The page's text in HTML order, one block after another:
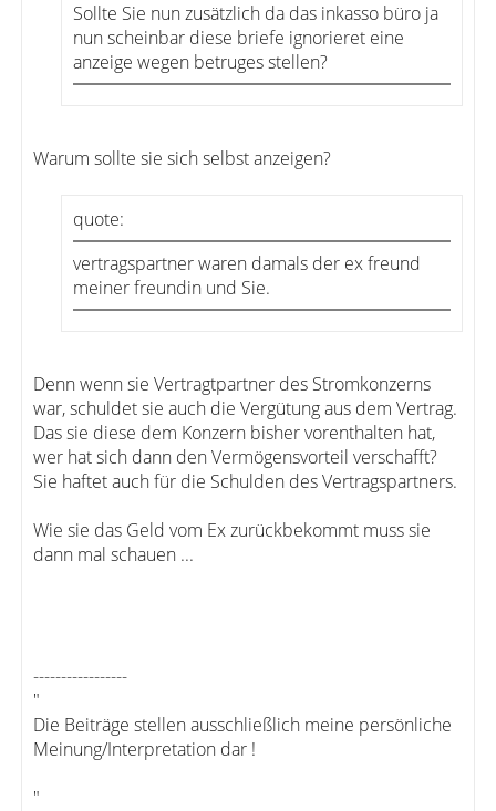
Sollte Sie nun zusätzlich da das inkasso büro ja
nun scheinbar diese briefe ignorieret eine
anzeige wegen betruges stellen?
Warum sollte sie sich selbst anzeigen?
quote:
vertragspartner waren damals der ex freund
meiner freundin und Sie.
Denn wenn sie Vertragtpartner des Stromkonzerns
war, schuldet sie auch die Vergütung aus dem Vertrag.
Das sie diese dem Konzern bisher vorenthalten hat,
wer hat sich dann den Vermögensvorteil verschafft?
Sie haftet auch für die Schulden des Vertragspartners.
Wie sie das Geld vom Ex zurückbekommt muss sie
dann mal schauen ...
-----------------
"
Die Beiträge stellen ausschließlich meine persönliche
Meinung/Interpretation dar !
"